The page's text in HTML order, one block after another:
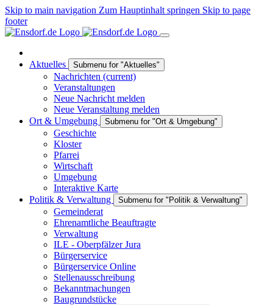
Skip to main navigation Zum Hauptinhalt springen Skip to page
footer
Aktuelles Submenu for "Aktuelles"
Nachrichten (current)
Veranstaltungen
Neue Nachricht melden
Neue Veranstaltung melden
Ort & Umgebung
Submenu for "Ort & Umgebung"
Geschichte
Kloster
Pfarrei
Wirtschaft
Umgebung
Interaktive Karte
Politik & Verwaltung
Submenu for "Politik & Verwaltung"
Gemeinderat
Ehrenamtliche Beauftragte
Verwaltung
ILE - Oberpfälzer Jura
Bürgerservice
Bürgerservice Online
Stellenausschreibung
Bekanntmachungen
Baugrundstücke